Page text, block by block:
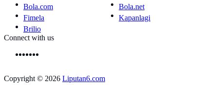
Bola.com
Bola.net
Fimela
Kapanlagi
Brilio
Connect with us
Copyright © 2026 Liputan6.com